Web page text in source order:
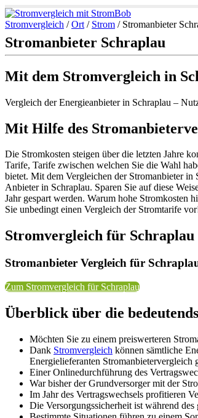
Stromvergleich /Ort / Strom / Stromanbieter
Stromanbieter Schraplau
Mit dem Stromvergleich in
Vergleich der Energieanbieter in Schraplau –
Mit Hilfe des
Die Stromkosten steigen über die letzten Jahre
Tarife, Tarife zwischen welchen Sie die Wahl
bietet. Mit dem Vergleichen der Stromanbieter in
Anbieter in Schraplau. Sparen Sie auf diese
Jahr gespart werden. Warum hohe Stromkosten
Sie unbedingt einen Vergleich der Stromtarife
Stromvergleich für Schraplau
Stromanbieter Vergleich für
Zum Stromvergleich für Schraplau
Überblick über die
Möchten Sie zu einem preiswerteren
Dank Stromvergleich können sämtliche
Energielieferanten Stromanbietervergleich
Einer Onlinedurchführung des
War bisher der Grundversorger mit der
Im Jahr des Vertragswechsels profitieren
Die Versorgungssicherheit ist während des